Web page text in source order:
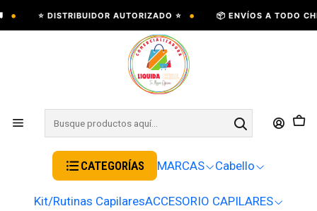
⭐ DISTRIBUIDOR AUTORIZADO ⭐ • 📦 ENVÍOS A TODO CHILE
CATEGORÍAS MARCAS Cabello
Kit/Rutinas CapilaresACCESORIO CAPILARES